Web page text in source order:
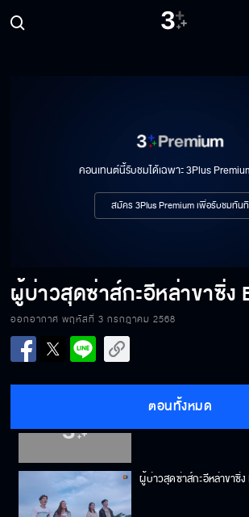
คอนเทนต์นี้รับชมได้เฉพาะ 3Plus
สมัคร 3Plus Premium เพื่อรับชมทันที
ผู้บ่าวสุดซ่าส์กะอีหล่าขาซิ่ง
ออกอากาศ พฤหัสที่ 3 กรกฎาคม 2568
ตอนทั้งหมด
ผู้บ่าวสุดซ่าส์กะอีหล่าขาซิ่ง
ผู้บ่าวสุดซ่าส์กะอีหล่าขาซิ่ง
ผู้บ่าวสุดซ่าส์กะอีหล่าขาซิ่ง
ผู้บ่าวสุดซ่าส์กะอีหล่าขาซิ่ง